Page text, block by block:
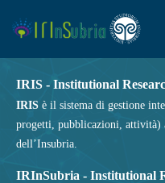
IRIS - Institutional
IRIS è il sistema di gestione
progetti, pubblicazioni, attività)
dell’Insubria.
IRInSubria - Institutional